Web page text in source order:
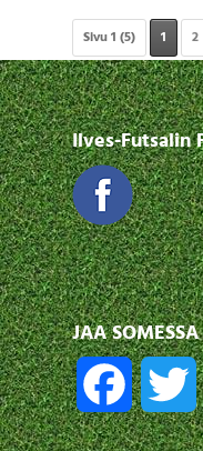
Sivu 1 (5) 1 2
Ilves-Futsalin
JAA SOMESSA
F
a